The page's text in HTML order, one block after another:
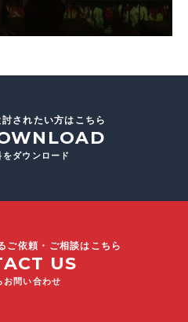
されたい方はこちら
ダウンロード
ご依頼・ご相談はこちら
US
お問い合わせ